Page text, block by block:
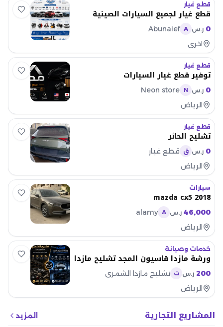
قطع غيار
قطع غيار لجميع السيارات الصينية
0 ر.س A
Abunaief
اخرى
قطع غيار
توفير قطع غيار السيارات
0 ر.س N
Neon store
الرياض
قطع غيار
تشليح الحائر
0 ر.س ق
قطع غيار
الرياض
سيارات
mazda cx5 2018
46,000 ر.س A
alamy
الرياض
خدمات وصيانة
ورشة مازدا قاسيون المجد تشليح مازدا
200 ر.س ت تشليح مازدا الشمري
الرياض
المشاريع التجارية المزيد